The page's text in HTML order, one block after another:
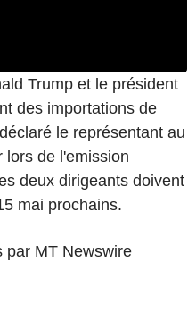
Trump et le président
des importations de
le représentant au
lors de l'emission
deux dirigeants doivent
mai prochains.
par MT Newswire